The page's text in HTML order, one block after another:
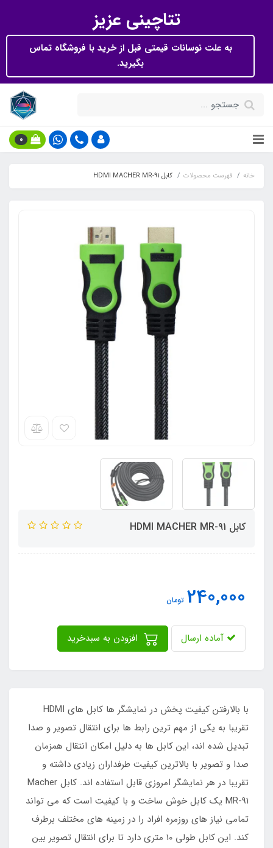
تتاچینی عزیز
به علت نوسانات قیمتی قبل از خرید با فروشگاه تماس
بگیرید.
0
خانه فهرست محصولات کابل HDMI MACHER MR-91
کابل HDMI MACHER MR-91
240,000 تومان
آماده ارسال
با بالارفتن کیفیت پخش در نمایشگر ها کابل های HDMI
تقریبا به یکی از مهم ترین رابط ها برای انتقال تصویر و صدا
تبدیل شده اند، این کابل ها به دلیل امکان انتقال همزمان
صدا و تصویر با بالاترین کیفیت طرفداران زیادی داشته و
تقریبا در هر نمایشگر امروزی قابل استفاده اند. کابل Macher
MR-91 یک کابل خوش ساخت و با کیفیت است که می تواند
تمامی نیاز های روزمره افراد را در زمینه های مختلف برطرف
کند. این کابل طولی 10 متری دارد تا برای انتقال تصویر بین